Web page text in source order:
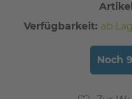
Verfügbarkeit: ab
Noch